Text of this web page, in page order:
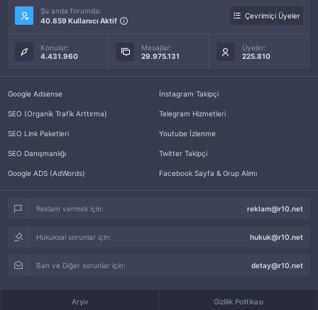
Şu anda forumda:
40.859 Kullanıcı Aktif
Çevrimiçi Üyeler
Konular:
4.431.960
Mesajlar:
29.975.131
Üyeler:
225.810
Google Adsense
SEO (Organik Trafik Arttırma)
SEO Link Paketleri
SEO Danışmanlığı
Google ADS (AdWords)
İnstagram Takipçi
Telegram Hizmetleri
Youtube İzlenme
Twitter Takipçi
Facebook Sayfa & Grup Alımı
Reklam vermek için: reklam@r10.net
Hukuksal sorunlar için: hukuk@r10.net
Ban ve Diğer sorunlar için: detay@r10.net
Arşiv Gizlilik Politikası